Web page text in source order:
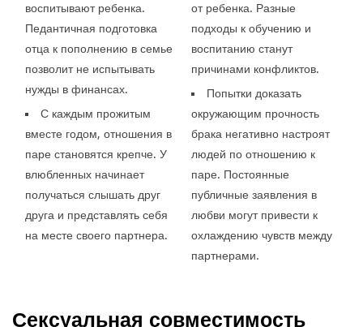
воспитывают ребенка.
Педантичная подготовка
отца к пополнению в семье
позволит не испытывать
нужды в финансах.
С каждым прожитым
вместе годом, отношения в
паре становятся крепче. У
влюбленных начинает
получаться слышать друг
друга и представлять себя
на месте своего партнера.
от ребенка. Разные
подходы к обучению и
воспитанию станут
причинами конфликтов.
Попытки доказать
окружающим прочность
брака негативно настроят
людей по отношению к
паре. Постоянные
публичные заявления в
любви могут привести к
охлаждению чувств между
партнерами.
Сексуальная совместимость